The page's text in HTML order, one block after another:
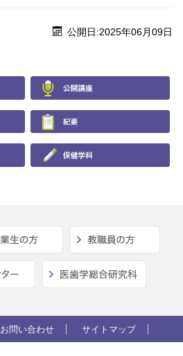
公開日:2025年06月09日
お問い合わせ サイトマップ